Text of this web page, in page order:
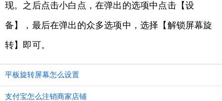
现。之后点击小白点，在弹出的选项中点击【设
备】，最后在弹出的众多选项中，选择【解锁屏幕旋
转】即可。
平板旋转屏幕怎么设置
支付宝怎么注销商家店铺